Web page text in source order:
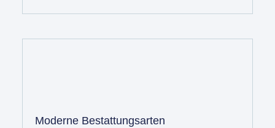
Moderne Bestattungsarten